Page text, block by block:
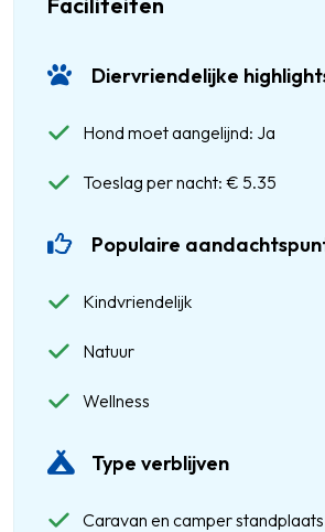
Diervriendelijke
Hond moet aangelijnd: Ja
Toeslag per nacht: € 5.35
Populaire
Kindvriendelijk
Natuur
Wellness
Type verblijven
Caravan en camper standplaats